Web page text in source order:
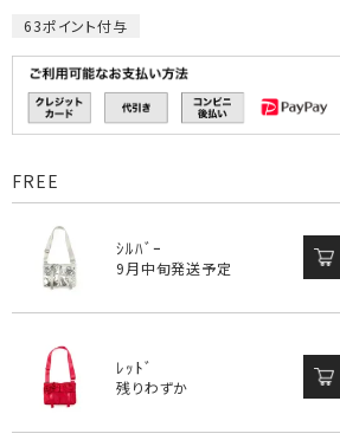
63ポイント付与
FREE
ｼﾙﾊﾞｰ
9月中旬発送予定
ﾚｯﾄﾞ
残りわずか